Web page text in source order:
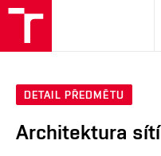
DETAIL PŘEDMĚTU
Architektura sítí